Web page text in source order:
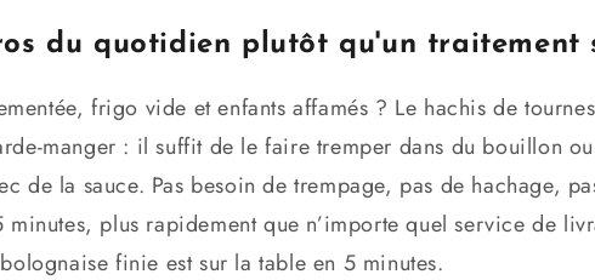
du quotidien plutôt qu'un traitement
frigo vide et enfants affamés ? Le hachis de
manger : il suffit de le faire tremper dans du bouillon
de la sauce. Pas besoin de trempage, pas de hachage,
minutes, plus rapidement que n’importe quel service de
finie est sur la table en 5 minutes.